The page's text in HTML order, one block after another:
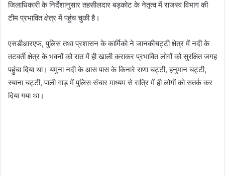
जिलाधिकारी के निर्देशानुसार तहसीलदार बड़कोट के नेतृत्व में राजस्व विभाग की
टीम प्रभावित क्षेत्र में पहुंच चुकी है।
एसडीआरएफ, पुलिस तथा प्रशासन के कार्मिको ने जानकीचट्टी क्षेत्र में नदी के
तटवर्ती क्षेत्र के भवनों को रात में ही खाली कराकर प्रभावित लोगों को सुरक्षित जगह
पहुंचा दिया था। यमुना नदी के आस पास के किनारे राणा चट्टी, हनुमान चट्टी,
स्याना चट्टी, पाली गाड़ में पुलिस संचार माध्यम से रात्रि में ही लोगों को सतर्क कर
दिया गया था।